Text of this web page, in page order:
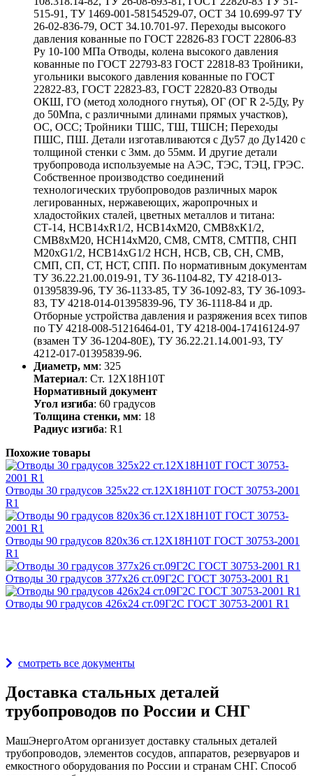
515-91, ТУ 1469-001-58154529-07, ОСТ 34 10.699-97 ТУ
26-02-836-79, ОСТ 34.10.701-97. Переходы высокого
давления кованные по ГОСТ 22826-83 ГОСТ 22806-83
Ру 10-100 МПа Отводы, колена высокого давления
кованные по ГОСТ 22793-83 ГОСТ 22818-83 Тройники,
угольники высокого давления кованные по ГОСТ
22822-83, ГОСТ 22823-83, ГОСТ 22820-83 Отводы
ОКШ, ГО (метод холодного гнутья), ОГ (ОГ R 2-5Ду, Ру
до 50Мпа, с различными длинами прямых участков),
ОС, ОСС; Тройники ТШС, ТШ, ТШСН; Переходы
ПШС, ПШ. Детали изготавливаются с Ду57 до Ду1420 с
толщиной стенки с 3мм. до 55мм. И другие детали
трубопровода используемые на АЭС, ТЭС, ТЭЦ, ГРЭС.
Собственное производство соединений
технологических трубопроводов различных марок
легированных, нержавеющих, жаропрочных и
хладостойких сталей, цветных металлов и титана:
СТ-14, НСВ14хR1/2, НСВ14хМ20, СМВ8хК1/2,
СМВ8хМ20, НСН14хМ20, СМ8, СМТ8, СМТП8, СНП
М20хG1/2, НСВ14хG1/2 НСН, НСВ, СВ, СН, СМВ,
СМП, СП, СТ, НСТ, СПП. По нормативным документам
ТУ 36.22.21.00.019-91, ТУ 36-1104-82, ТУ 4218-013-
01395839-96, ТУ 36-1133-85, ТУ 36-1092-83, ТУ 36-1093-
83, ТУ 4218-014-01395839-96, ТУ 36-1118-84 и др.
Отборные устройства давления и разряжения всех типов
по ТУ 4218-008-51216464-01, ТУ 4218-004-17416124-97
(взамен ТУ 36-1204-80Е), ТУ 36.22.21.14.001-93, ТУ
4212-017-01395839-96.
Диаметр, мм: 325
Материал: Ст. 12Х18Н10Т
Нормативный документ
Угол изгиба: 60 градусов
Толщина стенки, мм: 18
Радиус изгиба: R1
Похожие товары
Отводы 30 градусов 325х22 ст.12Х18Н10Т ГОСТ 30753-2001
R1
Отводы 90 градусов 820х36 ст.12Х18Н10Т ГОСТ 30753-2001
R1
Отводы 30 градусов 377х26 ст.09Г2С ГОСТ 30753-2001 R1
Отводы 90 градусов 426х24 ст.09Г2С ГОСТ 30753-2001 R1
смотреть все документы
Доставка стальных деталей
трубопроводов по России и СНГ
МашЭнергоАтом организует доставку стальных деталей
трубопроводов, элементов сосудов, аппаратов, резервуаров и
емкостного оборудования по России и странам СНГ. Способ